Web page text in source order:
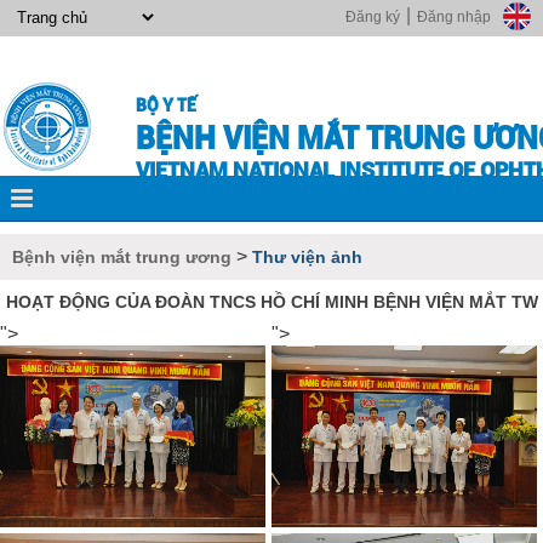
Đăng nhập
Đăng ký
BỘ Y TẾ
BỆNH VIỆN MẮT TRUNG
VIETNAM NATIONAL INSTITUTE OF
Bệnh viện mắt trung ương > Thư viện ảnh
HOẠT ĐỘNG CỦA ĐOÀN TNCS HỒ CHÍ MINH BỆNH VIỆN MẮT TW
"> ">
"> ">